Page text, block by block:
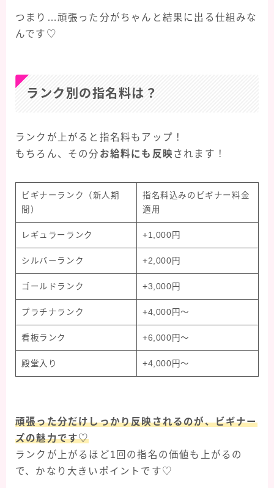
つまり…頑張った分がちゃんと結果に出る仕組みな
んです♡
ランク別の指名料は？
ランクが上がると指名料もアップ！
もちろん、その分 お給料にも反映 されます！
ビギナーランク（新人期
間）
指名料込みのビギナー料金
適用
レギュラーランク +1,000円
シルバーランク +2,000円
ゴールドランク +3,000円
プラチナランク +4,000円～
看板ランク +6,000円～
殿堂入り +4,000円～
頑張った分だけしっかり反映されるのが、ビギナー
ズの魅力です♡
ランクが上がるほど1回の指名の価値も上がるの
で、かなり大きいポイントです♡